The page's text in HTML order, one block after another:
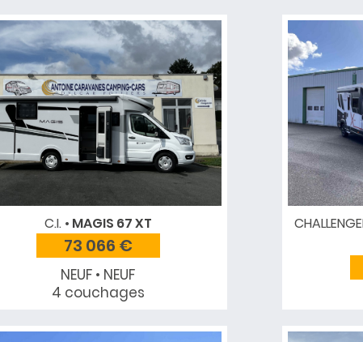
C.I. MAGIS 67 XT
73 066 €
NEUF • NEUF
4 couchages